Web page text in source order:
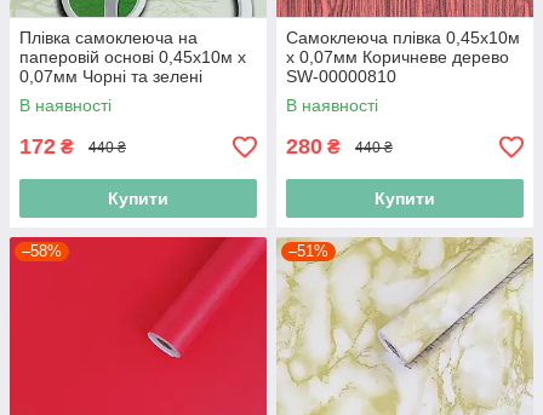
Плівка самоклеюча на
паперовій основі 0,45х10м х
0,07мм Чорні та зелені
дерева SW-00002440
В наявності
172 ₴ 440 ₴
Купити
Самоклеюча плівка 0,45х10м
х 0,07мм Коричневе дерево
SW-00000810
В наявності
280 ₴ 440 ₴
Купити
–58% –51%